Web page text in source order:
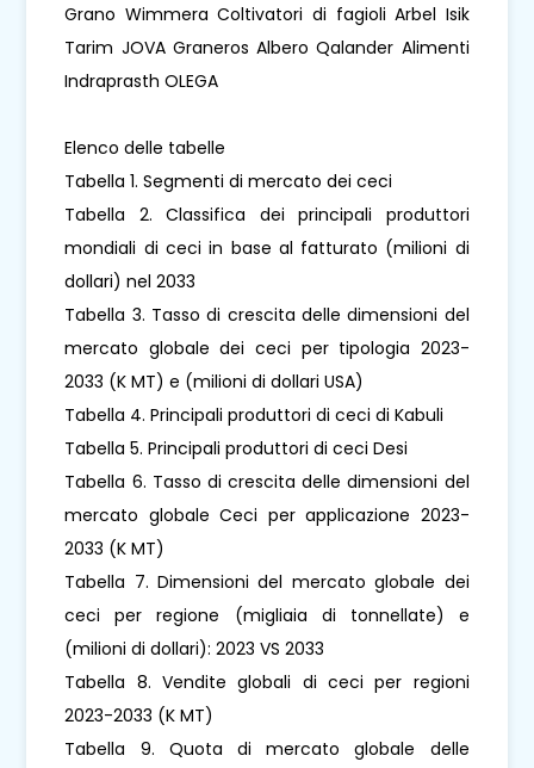
Grano Wimmera Coltivatori di fagioli Arbel Isik
Tarim JOVA Graneros Albero Qalander Alimenti
Indraprasth OLEGA
Elenco delle tabelle
Tabella 1. Segmenti di mercato dei ceci
Tabella 2. Classifica dei principali produttori
mondiali di ceci in base al fatturato (milioni di
dollari) nel 2033
Tabella 3. Tasso di crescita delle dimensioni del
mercato globale dei ceci per tipologia 2023-
2033 (K MT) e (milioni di dollari USA)
Tabella 4. Principali produttori di ceci di Kabuli
Tabella 5. Principali produttori di ceci Desi
Tabella 6. Tasso di crescita delle dimensioni del
mercato globale Ceci per applicazione 2023-
2033 (K MT)
Tabella 7. Dimensioni del mercato globale dei
ceci per regione (migliaia di tonnellate) e
(milioni di dollari): 2023 VS 2033
Tabella 8. Vendite globali di ceci per regioni
2023-2033 (K MT)
Tabella 9. Quota di mercato globale delle